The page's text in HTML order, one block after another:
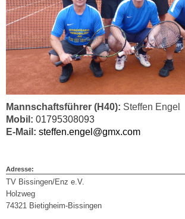
Mannschaftsführer (H40): Steffen Engel
Mobil: 01795308093
E-Mail: steffen.engel@gmx.com
Adresse:
TV Bissingen/Enz e.V.
Holzweg
74321 Bietigheim-Bissingen